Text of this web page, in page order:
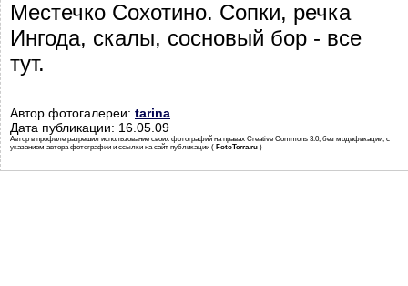
Местечко Сохотино. Сопки, речка
Ингода, скалы, сосновый бор - все
тут.
Автор фотогалереи: tarina
Дата публикации: 16.05.09
Автор в профиле разрешил использование своих фотографий на правах Creative Commons 3.0, без модификации, с
указанием автора фотографии и ссылки на сайт публикации ( FotoTerra.ru )